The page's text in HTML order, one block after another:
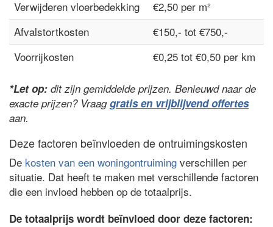
Verwijderen vloerbedekking
€2,50 per m²
Afvalstortkosten
€150,- tot €750,-
Voorrijkosten
€0,25 tot €0,50 per km
*Let op: dit zijn gemiddelde prijzen. Benieuwd naar de
exacte prijzen? Vraaggratis en vrijblijvend offertes
aan.
Deze factoren beïnvloeden de ontruimingskosten
De kosten van een woningontruiming verschillen per
situatie. Dat heeft te maken met verschillende factoren
die een invloed hebben op de totaalprijs.
De totaalprijs wordt beïnvloed door deze factoren: